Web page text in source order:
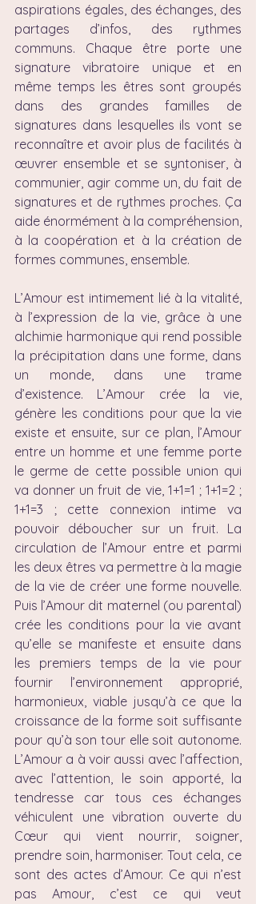
aspirations égales, des échanges, des
partages d’infos, des rythmes
communs. Chaque être porte une
signature vibratoire unique et en
même temps les êtres sont groupés
dans des grandes familles de
signatures dans lesquelles ils vont se
reconnaître et avoir plus de facilités à
œuvrer ensemble et se syntoniser, à
communier, agir comme un, du fait de
signatures et de rythmes proches. Ça
aide énormément à la compréhension,
à la coopération et à la création de
formes communes, ensemble.
L’Amour est intimement lié à la vitalité,
à l’expression de la vie, grâce à une
alchimie harmonique qui rend possible
la précipitation dans une forme, dans
un monde, dans une trame
d’existence. L’Amour crée la vie,
génère les conditions pour que la vie
existe et ensuite, sur ce plan, l’Amour
entre un homme et une femme porte
le germe de cette possible union qui
va donner un fruit de vie, 1+1=1 ; 1+1=2 ;
1+1=3 ; cette connexion intime va
pouvoir déboucher sur un fruit. La
circulation de l’Amour entre et parmi
les deux êtres va permettre à la magie
de la vie de créer une forme nouvelle.
Puis l’Amour dit maternel (ou parental)
crée les conditions pour la vie avant
qu’elle se manifeste et ensuite dans
les premiers temps de la vie pour
fournir l’environnement approprié,
harmonieux, viable jusqu’à ce que la
croissance de la forme soit suffisante
pour qu’à son tour elle soit autonome.
L’Amour a à voir aussi avec l’affection,
avec l’attention, le soin apporté, la
tendresse car tous ces échanges
véhiculent une vibration ouverte du
Cœur qui vient nourrir, soigner,
prendre soin, harmoniser. Tout cela, ce
sont des actes d’Amour. Ce qui n’est
pas Amour, c’est ce qui veut